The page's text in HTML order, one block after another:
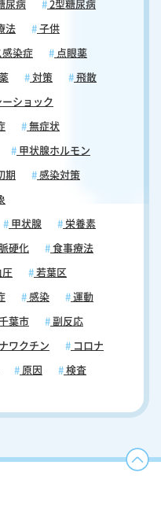
尿病 2型糖尿病
法 子供
感染症 点眼薬
対策 飛散
ショック
無症状
甲状腺ホルモン
期 感染対策
甲状腺 栄養素
硬化 食事療法
圧 若葉区
感染 運動
葉市 副反応
ワクチン コロナ
原因 検査